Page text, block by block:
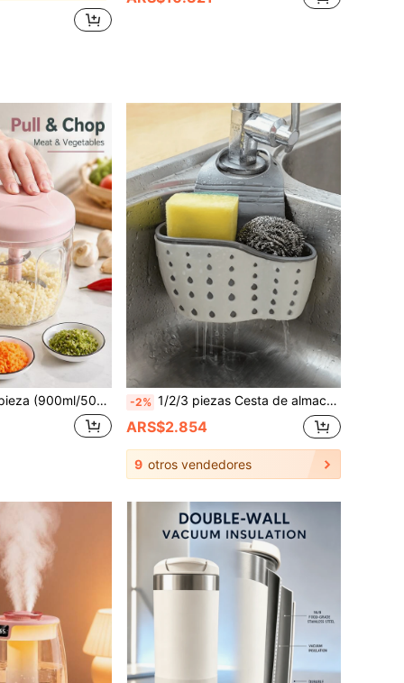
ajo, picadora de ajo rotativa, apta para verduras, jengibre, frutas, nueces, especias, rebanadora profesional de cebolla, zanahoria y ajo, utensilio de cocina, artículo del hogar, utensilio de cocina, triturador de carne - Ayudante de cocina eficiente, sin necesidad de electricidad, apto para regalo del hogar, cortador de verduras y cebolla, accesorio de cocina -2% 1/2/3 piezas Cesta de almacenamiento de cocina de doble capa, estante colgante ajustable para fregadero, cesta de drenaje de silicona para grifo, estante de baño sin taladro, caja de almacenamiento con sistema de drenaje rápido, apta para almacenar esponjas, jabón, paños, cepillos y otros suministros de cocina/suministros de baño/cocina/suministros de almacenamiento
ARS$2.854
9 otros vendedores